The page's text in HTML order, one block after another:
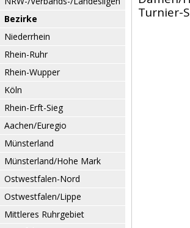
Bezirke
Niederrhein
Rhein-Ruhr
Rhein-Wupper
Köln
Rhein-Erft-Sieg
Aachen/Euregio
Münsterland
Münsterland/Hohe Mark
Ostwestfalen-Nord
Ostwestfalen/Lippe
Mittleres Ruhrgebiet
Turnier-